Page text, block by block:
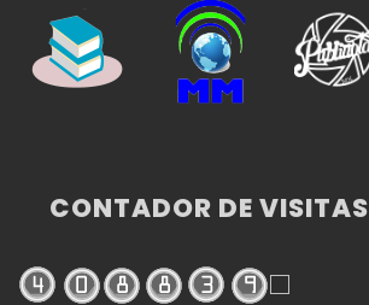
CONTADOR DE VISITAS